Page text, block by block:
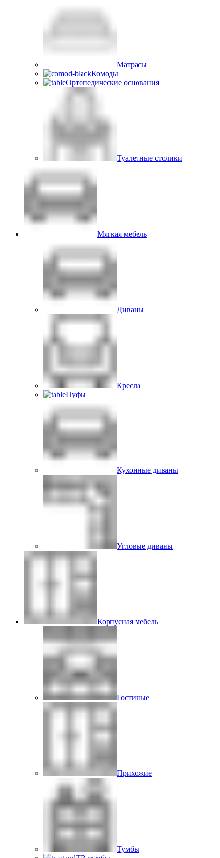
Матрасы
Комоды
Ортопедические основания
Туалетные столики
Мягкая мебель
Диваны
Кресла
Пуфы
Кухонные диваны
Угловые диваны
Корпусная мебель
Гостиные
Прихожие
Тумбы